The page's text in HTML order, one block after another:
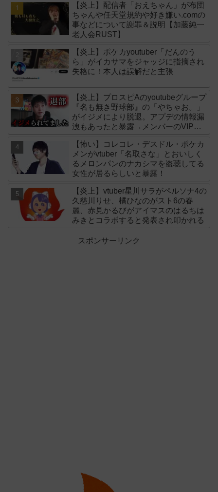
【炎上】配信者「おえちゃん」が布団
ちゃんや任天堂規約や好き嫌い.comの
事などについて謝罪＆説明【加藤純一
老人会RUST】
【炎上】ポケカyoutuber「だんのう
ら」がイカサマをジャッジに指摘され
失格に！本人は誤解だと主張
【炎上】プロスピAのyoutubeグループ
『名も無き野球部』の「やちゃお。」
がイジメにより脱退。アプデの情報漏
洩もあったと暴露→メンバーのVIPが
【怖い】コレコレ・デスドル・ポケカ
メンがvtuber「名取さな」とおいしく
るメロンパンのナカシマを盗聴してる
女性が居るらしいと暴露！
【炎上】vtuber星川サラがペルソナ4の
久慈川りせ、橘ひなのがスト6の春
麗、赤見かるびがアイマスのはるちは
みきとコラボすると発表され叩かれる
スポンサーリンク